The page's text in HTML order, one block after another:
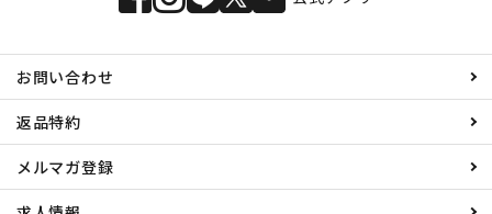
お問い合わせ
返品特約
メルマガ登録